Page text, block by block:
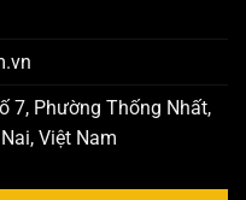
7, Phường Thống Nhất,
Việt Nam